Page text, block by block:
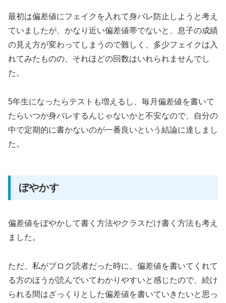
最初は偏差値にフェイクを入れて身バレ防止しようと考え
ていましたが、かなり近い偏差値帯でないと、息子の成績
の見え方が変わってしまうので難しく、多少フェイクは入
れてみたものの、それほどの回数はいれられませんでし
た。
5年生になったらテストも増えるし、毎月偏差値を書いて
たらいつか身バレするんじゃないかと不安なので、自分の
中で定期的に書かないのが一番良いという結論に達しまし
た。
ぼやかす
偏差値をぼやかして書く方法やクラスだけ書く方法も考え
ました。
ただ、私がブログ読者だった時に、偏差値を書いてくれて
る方のほうが読んでいてわかりやすいと感じたので、続け
られる間はざっくりとした偏差値を書いていきたいと思っ